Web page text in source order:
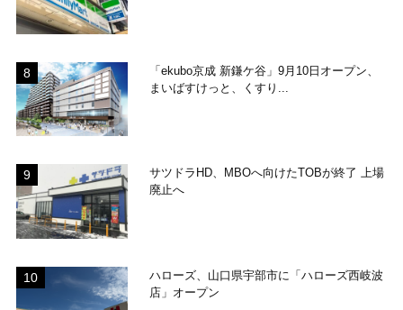
「ekubo京成 新鎌ケ谷」9月10日オープン、
まいばすけっと、くすり...
サツドラHD、MBOへ向けたTOBが終了 上場
廃止へ
ハローズ、山口県宇部市に「ハローズ西岐波
店」オープン